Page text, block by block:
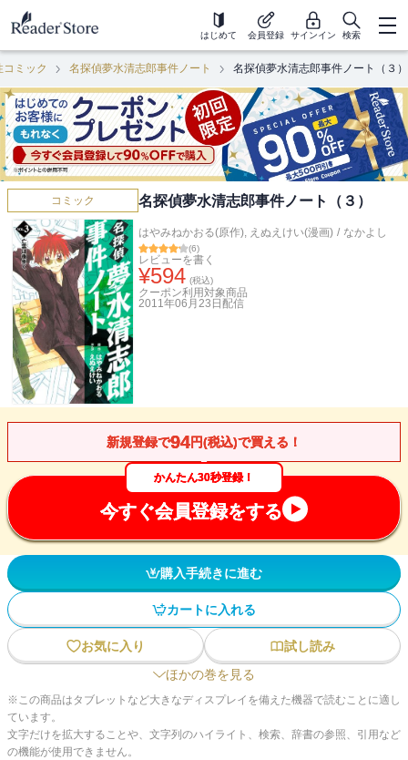
はじめて 会員登録 サインイン 検索
コミック 名探偵夢水清志郎事件ノート 名探偵夢水清志郎事件ノート（３）
コミック 名探偵夢水清志郎事件ノート（３）
はやみねかおる(原作), えぬえけい(漫画) / なかよし
(6)
レビューを書く
¥594 (税込)
クーポン利用対象商品
2011年06月23日 配信
新規登録で94円(税込)で買える！
かんたん30秒登録！
今すぐ会員登録をする
購入手続きに進む
カートに入れる
お気に入り
試し読み
ほかの巻を見る
※この商品はタブレットなど大きなディスプレイを備えた機器で読むことに適し
ています。
文字だけを拡大することや、文字列のハイライト、検索、辞書の参照、引用など
の機能が使用できません。